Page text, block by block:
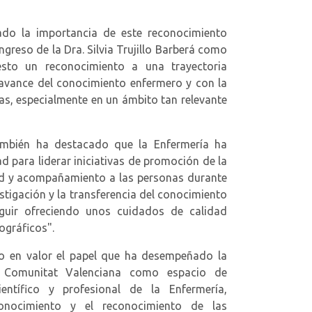
la importancia de este reconocimiento
de la Dra. Silvia Trujillo Barberá como
un reconocimiento a una trayectoria
del conocimiento enfermero y con la
especialmente en un ámbito tan relevante
ha destacado que la Enfermería ha
para liderar iniciativas de promoción de la
y acompañamiento a las personas durante
y la transferencia del conocimiento
ofreciendo unos cuidados de calidad
valor el papel que ha desempeñado la
Valenciana como espacio de
y profesional de la Enfermería,
y el reconocimiento de las